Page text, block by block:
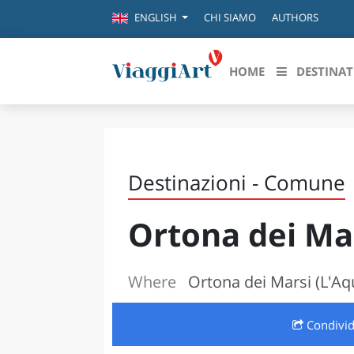
ENGLISH CHI SIAMO AUTHORS
HOME
VENEZIA
FIRENZE
NAPOLI
BOLOGNA
RIMINI
Destinazioni - Comune
Ortona dei
Where Ortona dei Marsi